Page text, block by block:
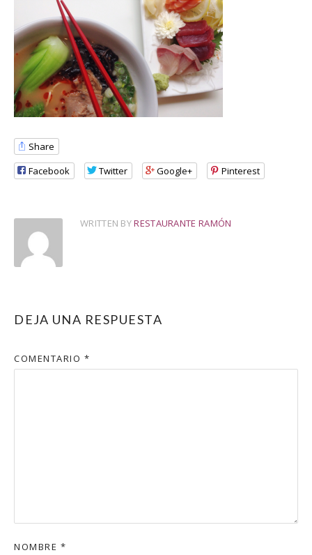
Share
Facebook
Twitter Google+ Pinterest
WRITTEN BYRESTAURANTE RAMÓN
DEJA UNA RESPUESTA
COMENTARIO *
NOMBRE *